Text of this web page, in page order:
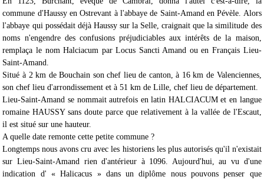
commune d'Haussy en Ostrevant à l'abbaye de Saint-Amand en Pévèle. Alors
l'abbaye qui possédait déjà Haussy sur la Selle, craignait que la similitude des
noms n'engendre des confusions préjudiciables aux intérêts de la maison,
remplaça le nom Halciacum par Locus Sancti Amand ou en Français Lieu-
Saint-Amand.
Situé à 2 km de Bouchain son chef lieu de canton, à 16 km de Valenciennes,
son chef lieu d'arrondissement et à 51 km de Lille, chef lieu de département.
Lieu-Saint-Amand se nommait autrefois en latin HALCIACUM et en langue
romaine HAUSSY sans doute parce que relativement à la vallée de l'Escaut,
il est situé sur une hauteur.
A quelle date remonte cette petite commune ?
Longtemps nous avons cru avec les historiens les plus autorisés qu'il n'existait
sur Lieu-Saint-Amand rien d'antérieur à 1096. Aujourd'hui, au vu d'une
indication d' « Halicacus » dans un diplôme nous pouvons penser que